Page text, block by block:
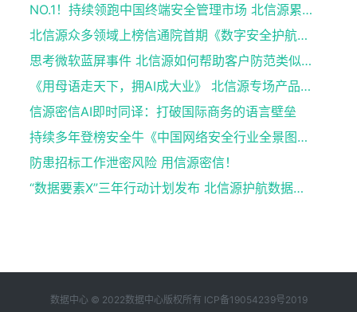
NO.1！持续领跑中国终端安全管理市场 北信源累计16年位居榜首
北信源众多领域上榜信通院首期《数字安全护航技术能力全景图》
思考微软蓝屏事件 北信源如何帮助客户防范类似风险？
《用母语走天下，拥AI成大业》 北信源专场产品发布会亮相第十四届外洽会
信源密信AI即时同译：打破国际商务的语言壁垒
持续多年登榜安全牛《中国网络安全行业全景图》 北信源46项细分领域覆盖领先
防患招标工作泄密风险 用信源密信！
“数据要素X”三年行动计划发布 北信源护航数据要素安全
数据中心 © 2022数据中心版权所有 ICP备19054239号2019